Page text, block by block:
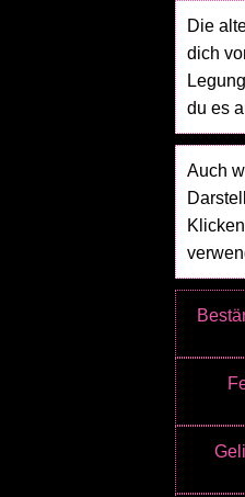
Die
dich
du es
Auch